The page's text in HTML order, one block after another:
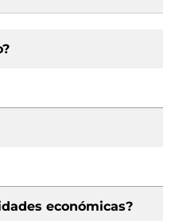
económicas?